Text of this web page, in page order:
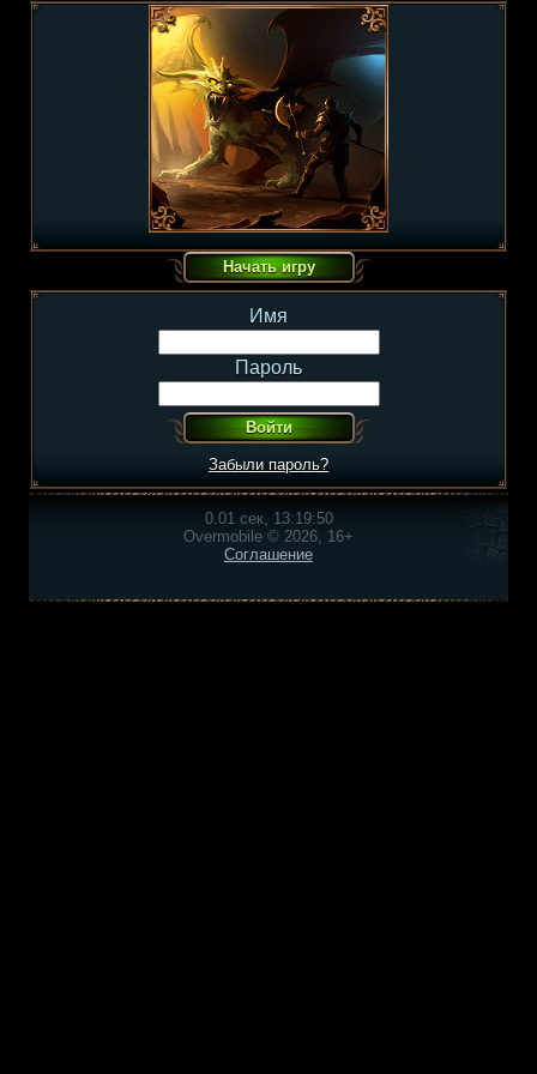
Имя
Пароль
Забыли пароль?
0.01 сек, 13:19:50
Overmobile © 2026, 16+
Соглашение